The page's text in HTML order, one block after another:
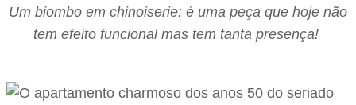
Um biombo em chinoiserie: é uma peça que hoje não
tem efeito funcional mas tem tanta presença!